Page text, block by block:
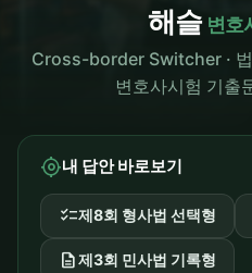
해슬 변호
Cross-border Switcher ·
변호사시험 기출
my_location내 답안 바로보기
checklist제8회 형사법 선택형
description제3회 민사법 기록형